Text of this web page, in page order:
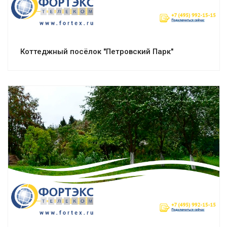
Коттеджный посёлок "Петровский Парк"
Смотреть проект